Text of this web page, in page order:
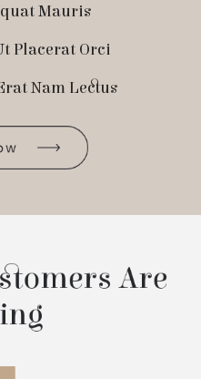
Mauris
Placerat Orci
Nam Lectus
Are